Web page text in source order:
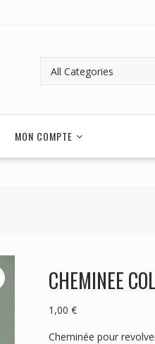
MON COMPTE
CHEMINEE
1,00 €
Cheminée pour